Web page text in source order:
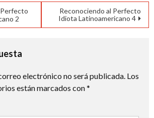
2
Reconociendo al Perfecto
Idiota Latinoamericano 4
electrónico no será publicada. Los
están marcados con*